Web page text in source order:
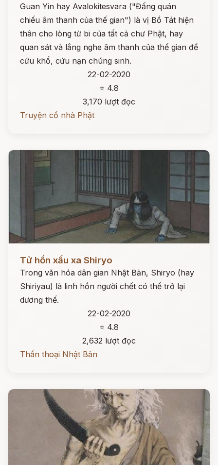
Guan Yin hay Avalokitesvara ("Đấng quán
chiếu âm thanh của thế gian") là vị Bồ Tát hiện
thân cho lòng từ bi của tất cả chư Phật, hay
quan sát và lắng nghe âm thanh của thế gian để
cứu khổ, cứu nạn chúng sinh.
22-02-2020
⭐ 4.8
3,170 lượt đọc
Truyện cổ nhà Phật
Đọc ngay
Tử hồn xấu xa Shiryo
Trong văn hóa dân gian Nhật Bản, Shiryo (hay
Shiriyau) là linh hồn người chết có thể trở lại
dương thế.
22-02-2020
⭐ 4.8
2,632 lượt đọc
Thần thoại Nhật Bản